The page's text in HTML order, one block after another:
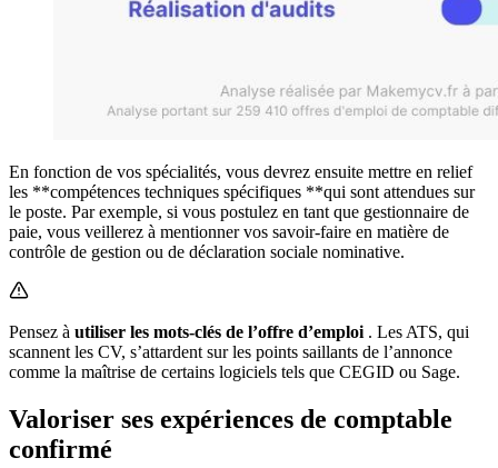
En fonction de vos spécialités, vous devrez ensuite mettre en relief
les **compétences techniques spécifiques **qui sont attendues sur
le poste. Par exemple, si vous postulez en tant que gestionnaire de
paie, vous veillerez à mentionner vos savoir-faire en matière de
contrôle de gestion ou de déclaration sociale nominative.
Pensez à utiliser les mots-clés de l’offre d’emploi . Les ATS, qui
scannent les CV, s’attardent sur les points saillants de l’annonce
comme la maîtrise de certains logiciels tels que CEGID ou Sage.
Valoriser ses expériences de comptable
confirmé